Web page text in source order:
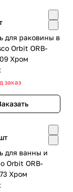
для раковины в
Orbit ORB-
Хром
заказ
для ванны и
Orbit ORB-
Хром